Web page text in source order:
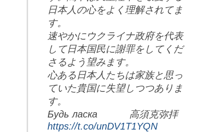
日本人の心をよく理解されてま
す。
速やかにウクライナ政府を代表
して日本国民に謝罪をしてくだ
さるよう望みます。
心ある日本人たちは家族と思っ
ていた貴国に失望しつつありま
す。
Будь ласка 高須克弥拝
https://t.co/unDV1T1YQN